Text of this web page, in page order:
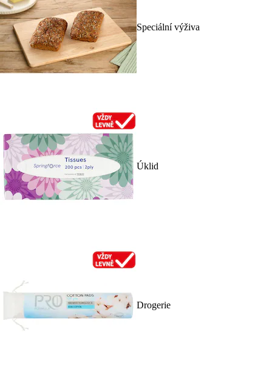
Speciální výživa
Úklid
Drogerie